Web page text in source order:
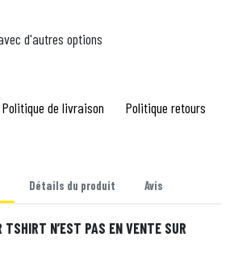
d'autres options
Politique de livraison Politique retours
Détails du produit Avis
TSHIRT N’EST PAS EN VENTE SUR